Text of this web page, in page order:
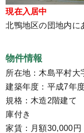
現在入居中
北鴨地区の団地内に
物件情報
所在地：木島平村大
建築年度：平成7年
規格：木造2階建
庫付き
家賃：月額30,000円